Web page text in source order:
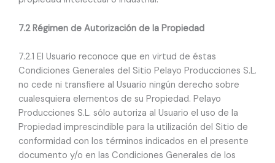
7.2 Régimen de Autorización de la Propiedad
7.2.1 El Usuario reconoce que en virtud de éstas
Condiciones Generales del Sitio Pelayo Producciones S.L.
no cede ni transfiere al Usuario ningún derecho sobre
cualesquiera elementos de su Propiedad. Pelayo
Producciones S.L. sólo autoriza al Usuario el uso de la
Propiedad imprescindible para la utilización del Sitio de
conformidad con los términos indicados en el presente
documento y/o en las Condiciones Generales de los